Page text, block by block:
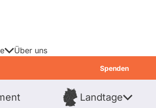
Landtage
Über uns
Spenden